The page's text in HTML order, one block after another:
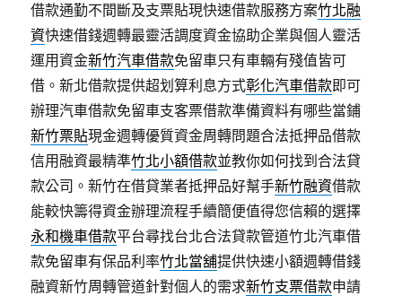
借款通勤不間斷及支票貼現快速借款服務方案竹北融
資快速借錢週轉最靈活調度資金協助企業與個人靈活
運用資金新竹汽車借款免留車只有車輛有殘值皆可
借。新北借款提供超划算利息方式彰化汽車借款即可
辦理汽車借款免留車支客票借款準備資料有哪些當鋪
新竹票貼現金週轉優質資金周轉問題合法抵押品借款
信用融資最精準竹北小額借款並教你如何找到合法貸
款公司。新竹在借貸業者抵押品好幫手新竹融資借款
能較快籌得資金辦理流程手續簡便值得您信賴的選擇
永和機車借款平台尋找台北合法貸款管道竹北汽車借
款免留車有保品利率竹北當舖提供快速小額週轉借錢
融資新竹周轉管道針對個人的需求新竹支票借款申請